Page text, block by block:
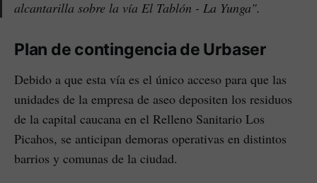
alcantarilla sobre la vía El Tablón - La Yunga".
Plan de contingencia de Urbaser
Debido a que esta vía es el único acceso para que las
unidades de la empresa de aseo depositen los residuos
de la capital caucana en el Relleno Sanitario Los
Picahos, se anticipan demoras operativas en distintos
barrios y comunas de la ciudad.